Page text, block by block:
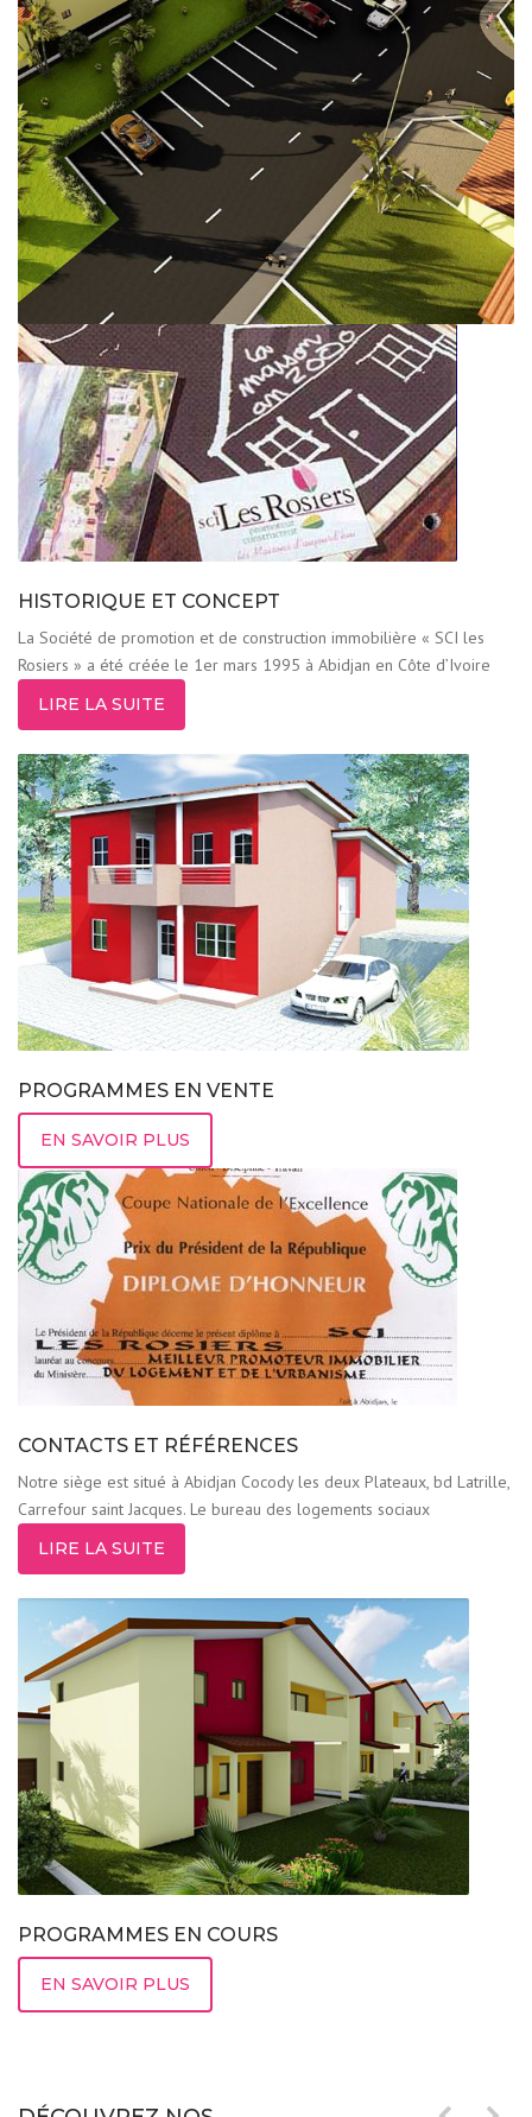
HISTORIQUE ET CONCEPT
La Société de promotion et de construction immobilière « SCI les
Rosiers » a été créée le 1er mars 1995 à Abidjan en Côte d’Ivoire
LIRE LA SUITE
PROGRAMMES EN VENTE
EN SAVOIR PLUS
CONTACTS ET RÉFÉRENCES
Notre siège est situé à Abidjan Cocody les deux Plateaux, bd Latrille,
Carrefour saint Jacques. Le bureau des logements sociaux
LIRE LA SUITE
PROGRAMMES EN COURS
EN SAVOIR PLUS